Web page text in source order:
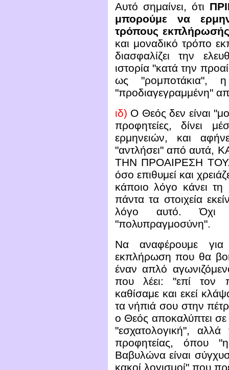
Αυτό σημαίνει, ότι
μπορούμε να
τρόπους
και μοναδικό τρόπο
διασφαλίζει την
ιστορία "κατά την
ως "ρομποτάκια",
"προδιαγεγραμμένη"
ιδ) Ο Θεός δεν είναι
προφητείες, δίνει
ερμηνειών, και
"αντλήσει" από αυτά,
ΤΗΝ ΠΡΟΑΙΡΕΣΗ ΤΟΥ.
όσο επιθυμεί και
κάποιο λόγο κάνει τη
πάντα τα στοιχεία
λόγο αυτό. Όχι
"πολυπραγμοσύνη".
Να αναφέρουμε για
εκπλήρωση που θα
έναν απλό
που λέει: "επί τον
καθίσαμε και εκεί
τα νήπιά σου στην
ο Θεός αποκαλύπτει
"εσχατολογική", αλλά
προφητείας, όπου
Βαβυλώνα είναι
κακοί λογισμοί" που